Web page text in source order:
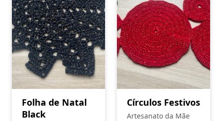
Folha de Natal
Black
Círculos Festivos
Artesanato da Mãe